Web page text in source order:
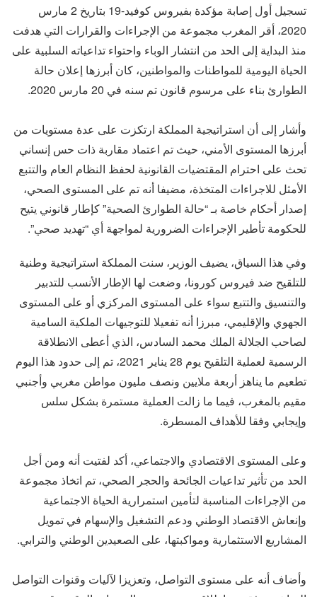
تسجيل أول إصابة مؤكدة بفيروس كوفيد-19 بتاريخ 2 مارس
2020، أقر المغرب مجموعة من الإجراءات والقرارات التي هدفت
منذ البداية إلى الحد من انتشار الوباء واحتواء تداعياته السلبية على
الحياة اليومية للمواطنات والمواطنين، كان أبرزها إعلان حالة
الطوارئ بناء على مرسوم قانون تم سنه في 20 مارس 2020.
وأشار إلى أن استراتيجية المملكة ارتكزت على عدة مستويات من
أبرزها المستوى الأمني، حيث تم اعتماد مقاربة ذات حس إنساني
تحث على احترام المقتضيات القانونية لحفظ النظام العام والتتبع
الأمثل للاجراءات المتخذة، مضيفا أنه تم على المستوى الصحي،
إصدار أحكام خاصة بـ “حالة الطوارئ الصحية” كإطار قانوني يتيح
للحكومة تأطير الإجراءات الضرورية لمواجهة أي “تهديد صحي”.
وفي هذا السياق، يضيف الوزير، سنت المملكة استراتيجية وطنية
للتلقيح ضد فيروس كورونا، وضعت لها الإطار الأنسب للتدبير
والتنسيق والتتبع سواء على المستوى المركزي أو على المستوى
الجهوي والإقليمي، مبرزا أنه تفعيلا للتوجيهات الملكية السامية
لصاحب الجلالة الملك محمد السادس، الذي أعطى الانطلاقة
الرسمية لعملية التلقيح يوم 28 يناير 2021، تم إلى حدود هذا اليوم
تطعيم ما يناهز أربعة ملايين ونصف مليون مواطن مغربي وأجنبي
مقيم بالمغرب، فيما ما زالت العملية مستمرة بشكل سلس
وإيجابي وفقا للأهداف المسطرة.
وعلى المستوى الاقتصادي والاجتماعي، أكد لفتيت أنه ومن أجل
الحد من تأثير تداعيات الجائحة والحجر الصحي، تم اتخاذ مجموعة
من الإجراءات المناسبة لتأمين استمرارية الحياة الاجتماعية
وإنعاش الاقتصاد الوطني ودعم التشغيل والإسهام في تمويل
المشاريع الاستثمارية ومواكبتها، على الصعيدين الوطني والترابي.
وأضاف أنه على مستوى التواصل، وتعزيزا لآليات وقنوات التواصل